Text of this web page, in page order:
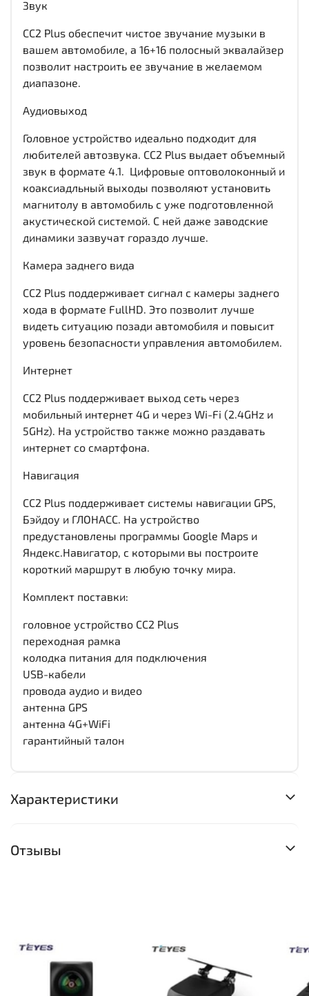
Звук
CC2 Plus обеспечит чистое звучание музыки в
вашем автомобиле, а 16+16 полосный эквалайзер
позволит настроить ее звучание в желаемом
диапазоне.
Аудиовыход
Головное устройство идеально подходит для
любителей автозвука. CC2 Plus выдает объемный
звук в формате 4.1. Цифровые оптоволоконный и
коаксиадльный выходы позволяют установить
магнитолу в автомобиль с уже подготовленной
акустической системой. С ней даже заводские
динамики зазвучат гораздо лучше.
Камера заднего вида
CC2 Plus поддерживает сигнал с камеры заднего
хода в формате FullHD. Это позволит лучше
видеть ситуацию позади автомобиля и повысит
уровень безопасности управления автомобилем.
Интернет
CC2 Plus поддерживает выход сеть через
мобильный интернет 4G и через Wi-Fi (2.4GHz и
5GHz). На устройство также можно раздавать
интернет со смартфона.
Навигация
CC2 Plus поддерживает системы навигации GPS,
Бэйдоу и ГЛОНАСС. На устройство
предустановлены программы Google Maps и
Яндекс.Навигатор, с которыми вы построите
короткий маршрут в любую точку мира.
Комплект поставки:
головное устройство CC2 Plus
переходная рамка
колодка питания для подключения
USB-кабели
провода аудио и видео
антенна GPS
антенна 4G+WiFi
гарантийный талон
Характеристики
Отзывы